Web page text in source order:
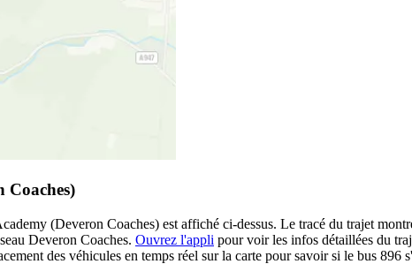
Coaches)
(Deveron Coaches) est affiché ci-dessus. Le tracé du trajet
Deveron Coaches. Ouvrez l'appli pour voir les infos détaillées du
des véhicules en temps réel sur la carte pour savoir si le bus 896